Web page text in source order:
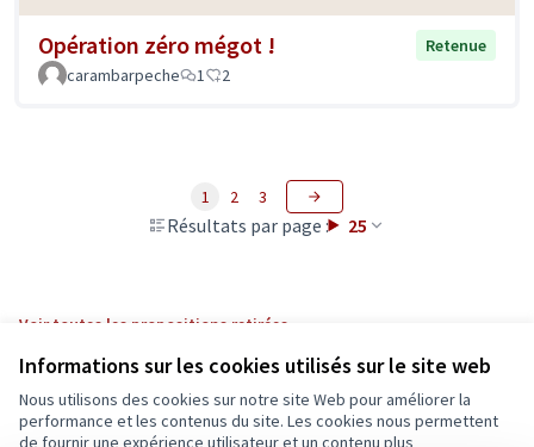
Informations sur les cookies utilisés sur le site web
Nous utilisons des cookies sur notre site Web pour améliorer la
performance et les contenus du site. Les cookies nous permettent
de fournir une expérience utilisateur et un contenu plus
Opération zéro mégot !
Retenue
carambarpeche
1 2
Résultats par page : 25
1 2 3
Voir toutes les propositions retirées
Conditions d'utilisation
Paramètres des cookies